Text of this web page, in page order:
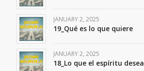
JANUARY 2, 2025
19_Qué es lo que quiere
JANUARY 2, 2025
18_Lo que el espíritu desea